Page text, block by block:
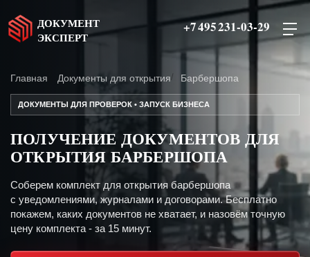
ДОКУМЕНТ
ЭКСПЕРТ
+7 495 231-03-29
Главная Документы для открытия Барбершопа
ДОКУМЕНТЫ ДЛЯ ПРОВЕРОК • ЗАПУСК БИЗНЕСА
ПОЛУЧЕНИЕ ДОКУМЕНТОВ ДЛЯ
ОТКРЫТИЯ БАРБЕРШОПА
Соберем комплект для открытия барбершопа
с уведомлениями, журналами и договорами. Бесплатно
покажем, каких документов не хватает, и назовём точную
цену комплекта - за 15 минут.